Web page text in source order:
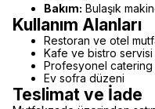
Bakım: Bulaşık
Kullanım Alanları
Restoran ve otel
Kafe ve bistro servisi
Profesyonel catering
Ev sofra düzeni
Teslimat ve İade